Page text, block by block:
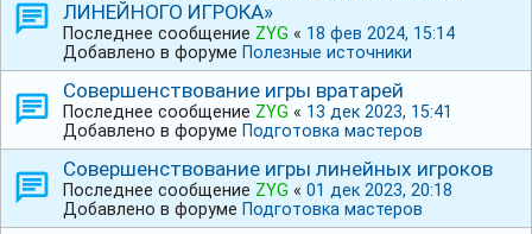
ЛИНЕЙНОГО ИГРОКА»
Последнее сообщение ZYG « 18 фев 2024, 15:14
Добавлено в форуме Полезные источники
Совершенствование игры вратарей
Последнее сообщение ZYG « 13 дек 2023, 15:41
Добавлено в форуме Подготовка мастеров
Совершенствование игры линейных игроков
Последнее сообщение ZYG « 01 дек 2023, 20:18
Добавлено в форуме Подготовка мастеров